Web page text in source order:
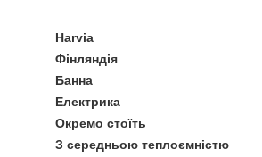
Harvia
Фінляндія
Банна
Електрика
Окремо стоїть
З середньою теплоємністю